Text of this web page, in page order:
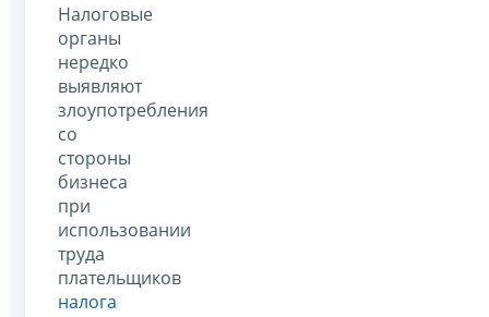
Налоговые
органы
нередко
выявляют
злоупотребления
со
стороны
бизнеса
при
использовании
труда
плательщиков
налога